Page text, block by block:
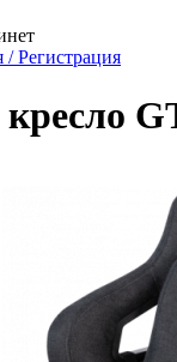
/ Регистрация
кресло